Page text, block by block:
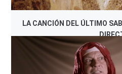
LA CANCIÓN DEL ÚLTIMO